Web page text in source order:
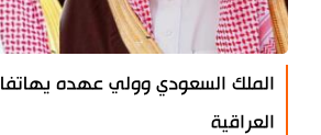
الملك السعودي وولي عهده
العراقية